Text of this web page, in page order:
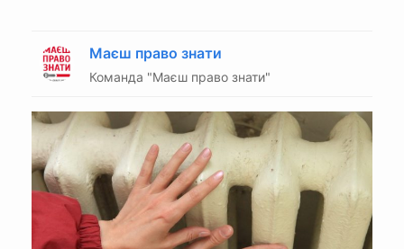
Маєш право знати
Команда "Маєш право знати"